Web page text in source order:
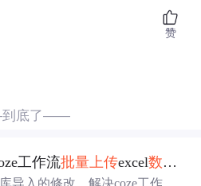
赞
底了——
工作流批量上传excel数据